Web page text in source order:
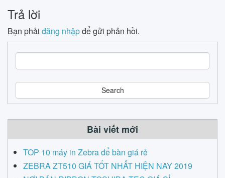
Trả lời
Bạn phải đăng nhậpđể gửi phản hồi.
e
a
r
c
Bài viết mới
TOP 10 máy in Zebra để bàn giá rẻ
ZEBRA ZT510 GIÁ TỐT NHẤT HIỆN NAY 2019